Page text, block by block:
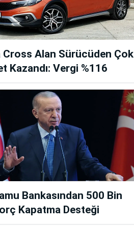
Cross Alan Sürücüden Çok
Kazandı: Vergi %116
Bankasından 500 Bin
Kapatma Desteği